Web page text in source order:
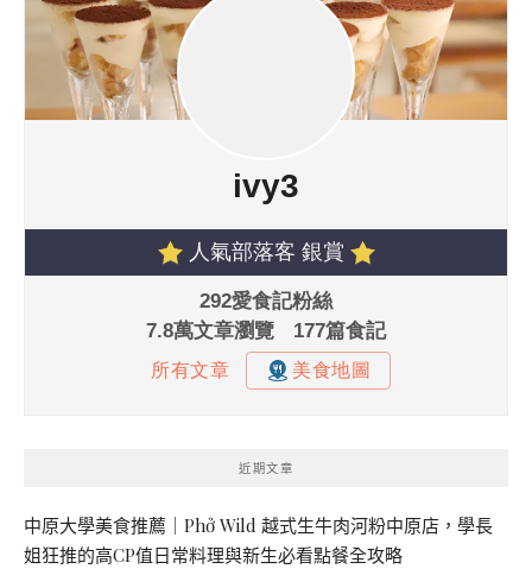
近期文章
中原大學美食推薦｜Phở Wild 越式生牛肉河粉中原店，學長
姐狂推的高CP值日常料理與新生必看點餐全攻略